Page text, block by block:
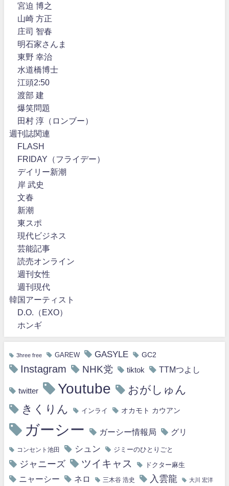
宮迫 博之
山崎 方正
庄司 智春
明石家さんま
東野 幸治
水道橋博士
江頭2:50
渡部 建
爆笑問題
田村 淳（ロンブー）
週刊誌関連
FLASH
FRIDAY（フライデー）
デイリー新潮
岸 武史
文春
新潮
東スポ
現代ビジネス
芸能記事
読売オンライン
週刊女性
週刊現代
韓国アーティスト
D.O.（EXO）
ホンギ
3hree free GAREW GASYLE GC2
Instagram NHK党 tiktok TTMつよし
twitter Youtube
おがしゅん
きくりん
インライ オカモト カウアン
ガーシー ガーシー情報局 グリ
コンセント池田 シュン ジミーのひとりごと
ジャニーズ ツイキャス ドクター麻生
ニャーシー ネロ 三木谷 浩史 入雲龍 大川 宏洋